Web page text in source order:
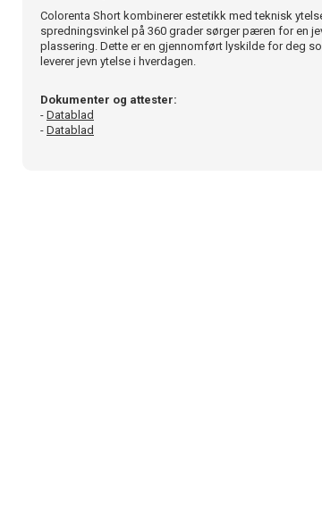
Colorenta Short kombinerer estetikk med teknisk
spredningsvinkel på 360 grader sørger pæren for en
plassering. Dette er en gjennomført lyskilde for deg
leverer jevn ytelse i hverdagen.
Dokumenter og attester:
- Datablad
- Datablad